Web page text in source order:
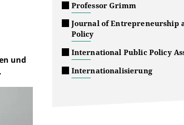
und
Professor Grimm
Journal of Entrepreneurship
Policy
International Public Policy
Internationalisierung